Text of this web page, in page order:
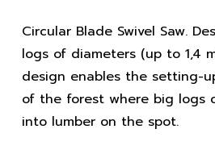
Circular Blade Swivel Saw.
logs of diameters (up to 1,4
design enables the setting-
of the forest where big logs
into lumber on the spot.